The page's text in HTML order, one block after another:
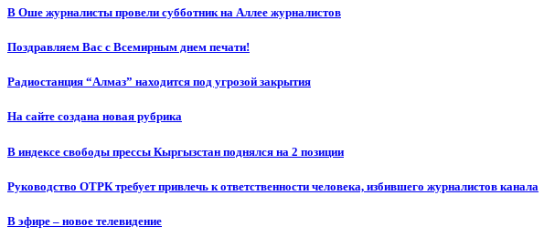
В Оше журналисты провели субботник на Аллее журналистов
Поздравляем Вас с Всемирным днем печати!
Радиостанция “Алмаз” находится под угрозой закрытия
На сайте создана новая рубрика
В индексе свободы прессы Кыргызстан поднялся на 2 позиции
Руководство ОТРК требует привлечь к ответственности человека, избившего журналистов канала
В эфире – новое телевидение